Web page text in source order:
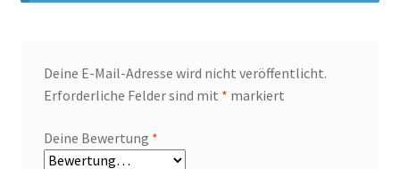
Deine E-Mail-Adresse wird nicht veröffentlicht.
Erforderliche Felder sind mit * markiert
Deine Bewertung *